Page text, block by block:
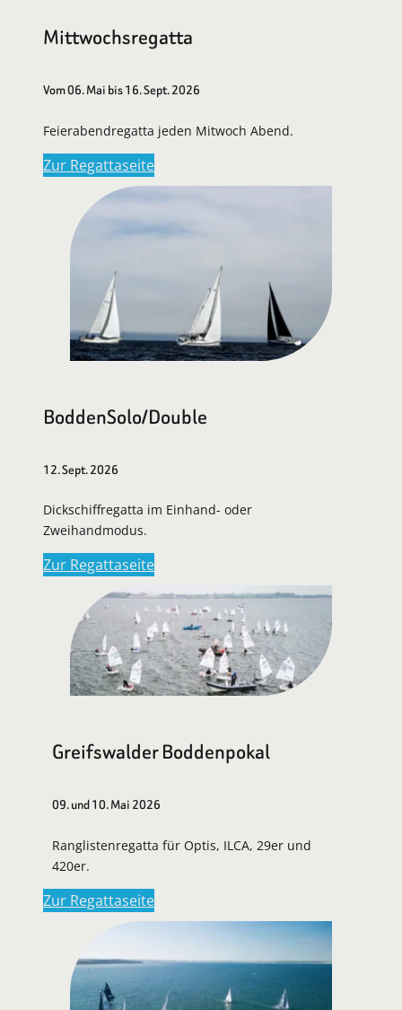
Mittwochsregatta
Vom 06. Mai bis 16. Sept. 2026
Feierabendregatta jeden Mitwoch Abend.
Zur Regattaseite
BoddenSolo/Double
12. Sept. 2026
Dickschiffregatta im Einhand- oder
Zweihandmodus.
Zur Regattaseite
Greifswalder Boddenpokal
09. und 10. Mai 2026
Ranglistenregatta für Optis, ILCA, 29er und
420er.
Zur Regattaseite